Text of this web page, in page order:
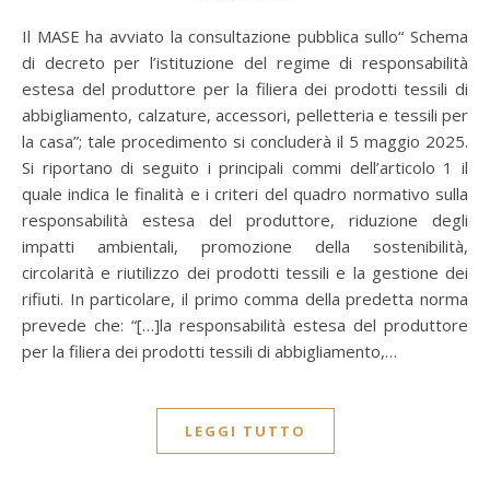
Il MASE ha avviato la consultazione pubblica sullo“ Schema
di decreto per l’istituzione del regime di responsabilità
estesa del produttore per la filiera dei prodotti tessili di
abbigliamento, calzature, accessori, pelletteria e tessili per
la casa”; tale procedimento si concluderà il 5 maggio 2025.
Si riportano di seguito i principali commi dell’articolo 1 il
quale indica le finalità e i criteri del quadro normativo sulla
responsabilità estesa del produttore, riduzione degli
impatti ambientali, promozione della sostenibilità,
circolarità e riutilizzo dei prodotti tessili e la gestione dei
rifiuti. In particolare, il primo comma della predetta norma
prevede che: “[…]la responsabilità estesa del produttore
per la filiera dei prodotti tessili di abbigliamento,…
LEGGI TUTTO